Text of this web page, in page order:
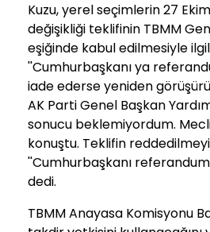
Kuzu, yerel seçimlerin 27
değişikliği teklifinin TBMM
eşiğinde kabul edilmesiyle
''Cumhurbaşkanı ya
iade ederse yeniden
AK Parti Genel Başkan
sonucu beklemiyordum.
konuştu. Teklifin
''Cumhurbaşkanı
dedi.
TBMM Anayasa Komisyonu